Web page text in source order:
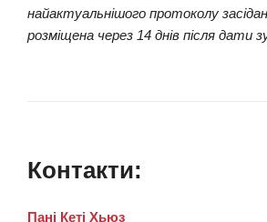
найактуальнішого протоколу
розміщена через 14 днів після дати
Контакти:
Пані Кеті Хьюз